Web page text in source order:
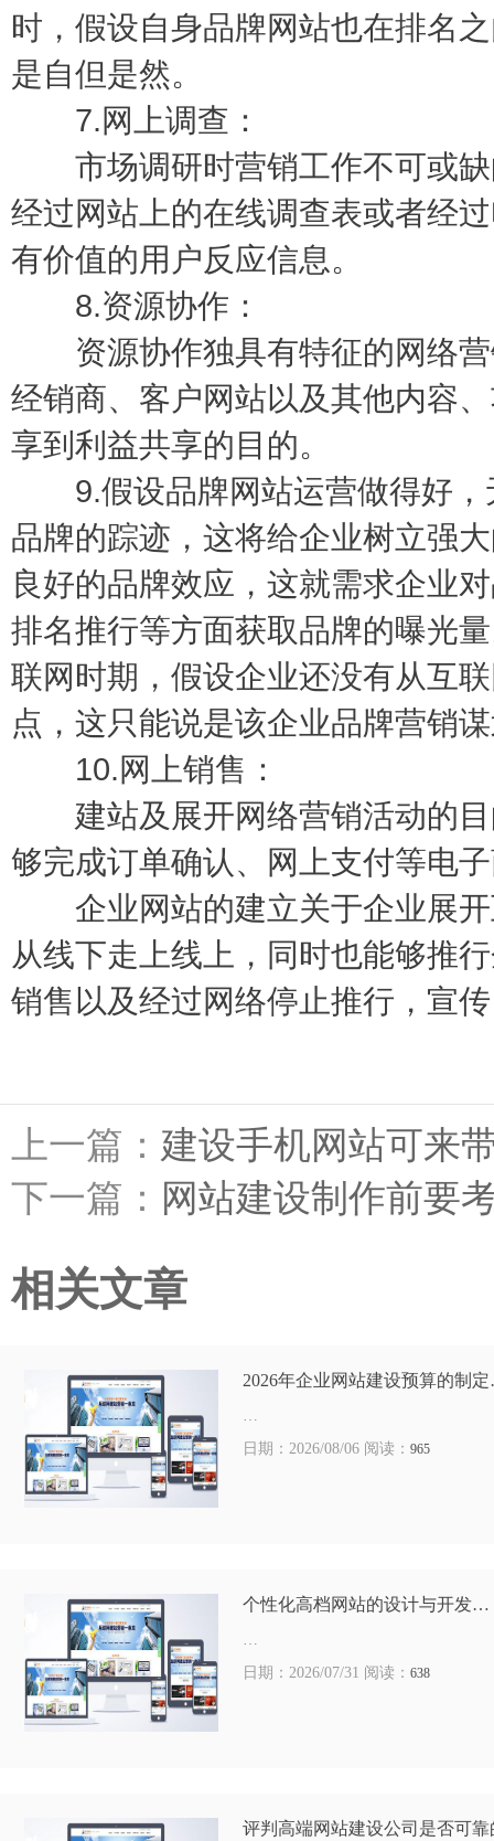
时，假设自身品牌网站也在排名
是自但是然。
7.网上调查：
市场调研时营销工作不可或缺
经过网站上的在线调查表或者经
有价值的用户反应信息。
8.资源协作：
资源协作独具有特征的网络营
经销商、客户网站以及其他内容
享到利益共享的目的。
9.假设品牌网站运营做得好，
品牌的踪迹，这将给企业树立强
良好的品牌效应，这就需求企业
排名推行等方面获取品牌的曝光
联网时期，假设企业还没有从互
点，这只能说是该企业品牌营销
10.网上销售：
建站及展开网络营销活动的目
够完成订单确认、网上支付等电
企业网站的建立关于企业展开
从线下走上线上，同时也能够推
销售以及经过网络停止推行，宣
上一篇： 建设手机网站可来
下一篇： 网站建设制作前要
相关文章
2026年企业网站建设预算的制
…
日期：2026/08/06 阅读： 965
个性化高档网站的设计与开发…
…
日期：2026/07/31 阅读： 638
评判高端网站建设公司是否可